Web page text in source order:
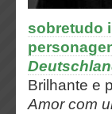
sobretudo
Brilhante e
Amor com